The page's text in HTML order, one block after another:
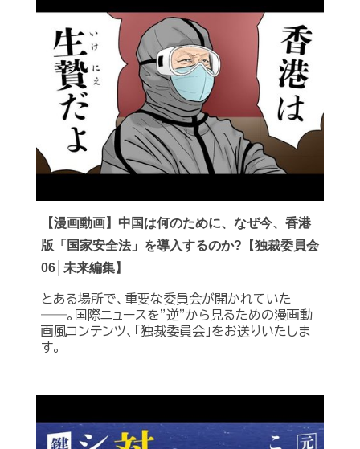
【漫画動画】中国は何のために、なぜ今、香港
版「国家安全法」を導入するのか?【独裁委員会
06│未来編集】
とある場所で、重要な委員会が開かれていた
――。国際ニュースを”逆”から見るための漫画動
画風コンテンツ、「独裁委員会」をお送りいたしま
す。